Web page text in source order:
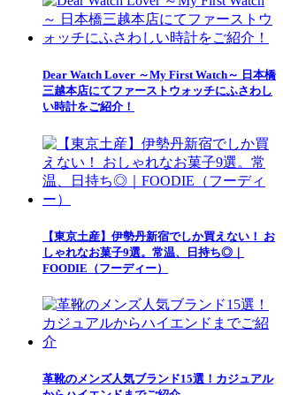
Dear Watch Lover ～My First Watch～ 日本橋
三越本店にてファーストウォッチにふさわし
い時計をご紹介！
【東京土産】伊勢丹新宿でしか買えない！ お
しゃれなお菓子9選。常温、日持ち◎｜
FOODIE（フーディー）
革靴のメンズ人気ブランド15選！カジュアル